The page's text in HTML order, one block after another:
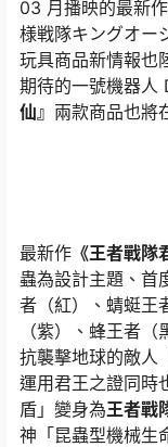
03 月播映的最新作
様戦隊キングオー
玩具商品新情報也
期待的一號機器人
仙』 兩款商品也將
最新作 《王者戰隊
蟲為設計主題、首
者（紅）、蜻蜓王
（紫）、蜂王者
抗襲擊地球的敵人
運用君王之證同時
盾」變身為王者戰
神「昆蟲型機械生